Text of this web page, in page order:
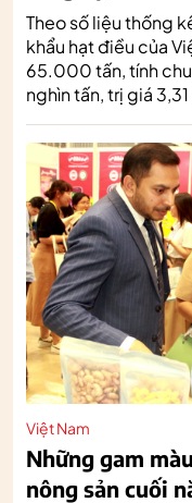
Theo số liệu thống
khẩu hạt điều của
65.000 tấn, tính
nghìn tấn, trị giá 3,31
Việt Nam
Những gam
nông sản cuối